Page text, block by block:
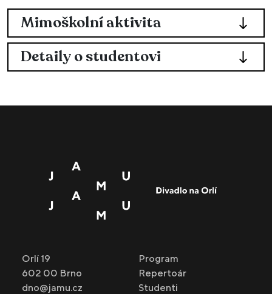
Mimoškolní aktivita
Detaily o studentovi
Orlí 19
602 00 Brno
dno@jamu.cz
Program
Repertoár
Studenti